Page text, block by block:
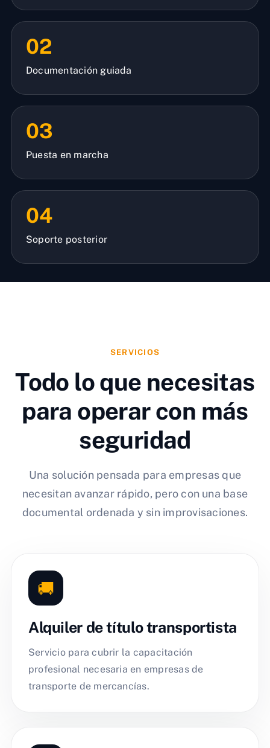
02
Documentación guiada
03
Puesta en marcha
04
Soporte posterior
SERVICIOS
Todo lo que necesitas
para operar con más
seguridad
Una solución pensada para empresas que
necesitan avanzar rápido, pero con una base
documental ordenada y sin improvisaciones.
🚚
Alquiler de título transportista
Servicio para cubrir la capacitación
profesional necesaria en empresas de
transporte de mercancías.